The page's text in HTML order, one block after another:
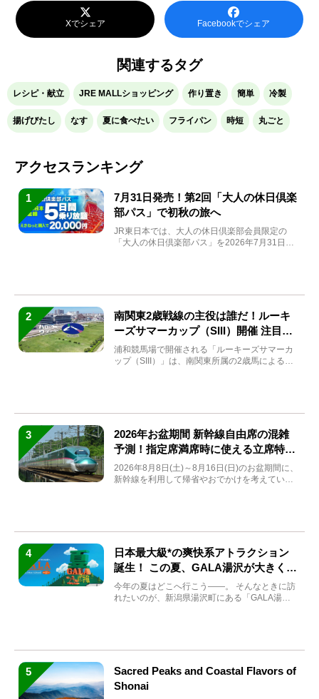
Xでシェア Facebookでシェア
関連するタグ
レシピ・献立 JRE MALLショッピング 作り置き 簡単 冷製
揚げびたし なす 夏に食べたい フライパン 時短 丸ごと
アクセスランキング
1
7月31日発売！第2回「大人の休日倶楽
部パス」で初秋の旅へ
JR東日本では、大人の休日倶楽部会員限定の
「大人の休日倶楽部パス」を2026年7月31日
2
南関東2歳戦線の主役は誰だ！ルーキ
ーズサマーカップ（SIII）開催 注目馬
と見どころをチェック
浦和競馬場で開催される「ルーキーズサマーカ
ップ（SIII）」は、南関東所属の2歳馬による注
3
2026年お盆期間 新幹線自由席の混雑
予測！指定席満席時に使える立席特急
券も解説
2026年8月8日(土)～8月16日(日)のお盆期間に、
新幹線を利用して帰省やおでかけを考えている
4
日本最大級*の爽快系アトラクション
誕生！ この夏、GALA湯沢が大きく生
まれ変わる
今年の夏はどこへ行こう――。 そんなときに訪
れたいのが、新潟県湯沢町にある「GALA湯
5
Sacred Peaks and Coastal Flavors of
Shonai